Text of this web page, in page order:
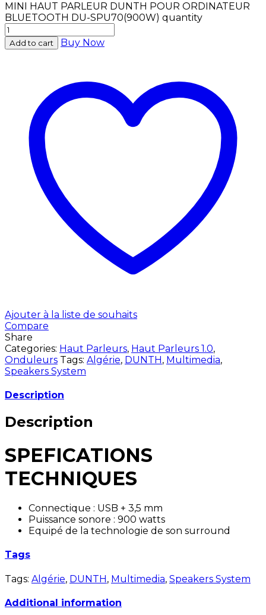
MINI HAUT PARLEUR DUNTH POUR ORDINATEUR
BLUETOOTH DU-SPU70(900W) quantity
Add to cart Buy Now
Ajouter à la liste de souhaits
Compare
Share
Categories: Haut Parleurs, Haut Parleurs 1.0,
Onduleurs Tags: Algérie, DUNTH, Multimedia,
Speakers System
Description
Description
SPEFICATIONS
TECHNIQUES
Connectique : USB + 3,5 mm
Puissance sonore : 900 watts
Equipé de la technologie de son surround
Tags
Tags: Algérie, DUNTH, Multimedia, Speakers System
Additional information